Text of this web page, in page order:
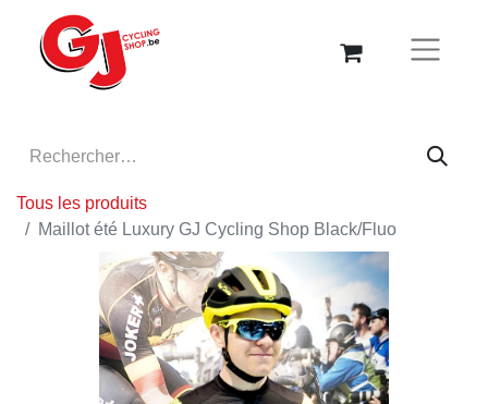
Tous les produits
Maillot été Luxury GJ Cycling Shop Black/Fluo